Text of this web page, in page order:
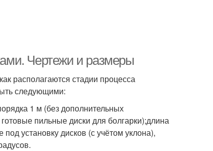
Чертежи и размеры
располагаются стадии процесса
следующими:
1 м (без дополнительных
пильные диски для болгарки);длина
установку дисков (с учётом уклона),